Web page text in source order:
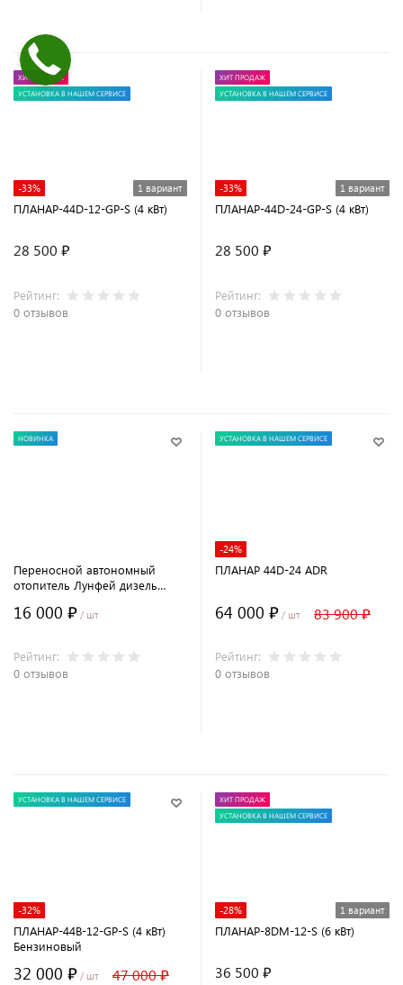
ХИТ ПРОДАЖ
УСТАНОВКА В НАШЕМ СЕРВИСЕ
-33% 1 вариант
ПЛАНАР-44D-12-GP-S (4 кВт)
28 500 ₽
Рейтинг:
0 отзывов
ХИТ ПРОДАЖ
УСТАНОВКА В НАШЕМ СЕРВИСЕ
-33% 1 вариант
ПЛАНАР-44D-24-GP-S (4 кВт)
28 500 ₽
Рейтинг:
0 отзывов
НОВИНКА
Переносной автономный
отопитель Лунфей дизель
ДУ Узкий
16 000 ₽ / шт
Рейтинг:
0 отзывов
УСТАНОВКА В НАШЕМ СЕРВИСЕ
-24%
ПЛАНАР 44D-24 ADR
64 000 ₽ / шт 83 900 ₽
Рейтинг:
0 отзывов
УСТАНОВКА В НАШЕМ СЕРВИСЕ
-32%
ПЛАНАР-44B-12-GP-S (4 кВт)
Бензиновый
32 000 ₽ / шт 47 000 ₽
ХИТ ПРОДАЖ
УСТАНОВКА В НАШЕМ СЕРВИСЕ
-28% 1 вариант
ПЛАНАР-8DM-12-S (6 кВт)
36 500 ₽